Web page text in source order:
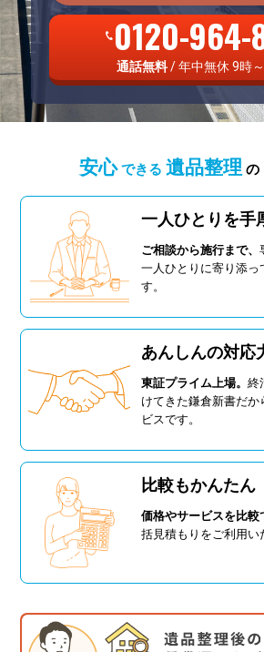
0120-964-
通話無料/ 年中無休 9時
安心 できる 遺品整理 の
一人ひとりを手
ご相談から施行まで、
一人ひとりに寄り添っ
す。
あんしんの対応
東証プライム上場。終
けてきた鎌倉新書だ
ビスです。
比較もかんたん
価格やサービスを比較
括見積もりをご利用い